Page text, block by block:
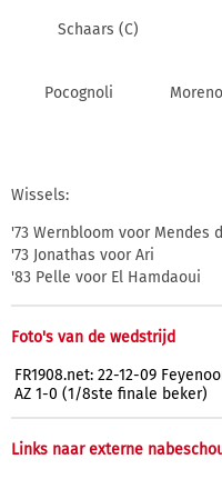
Schaars (C)
Pocognoli Moreno
Wissels:
'73 Wernbloom voor Mendes
'73 Jonathas voor Ari
'83 Pelle voor El Hamdaoui
Foto's van de wedstrijd
FR1908.net: 22-12-09
AZ 1-0 (1/8ste finale beker)
Links naar externe